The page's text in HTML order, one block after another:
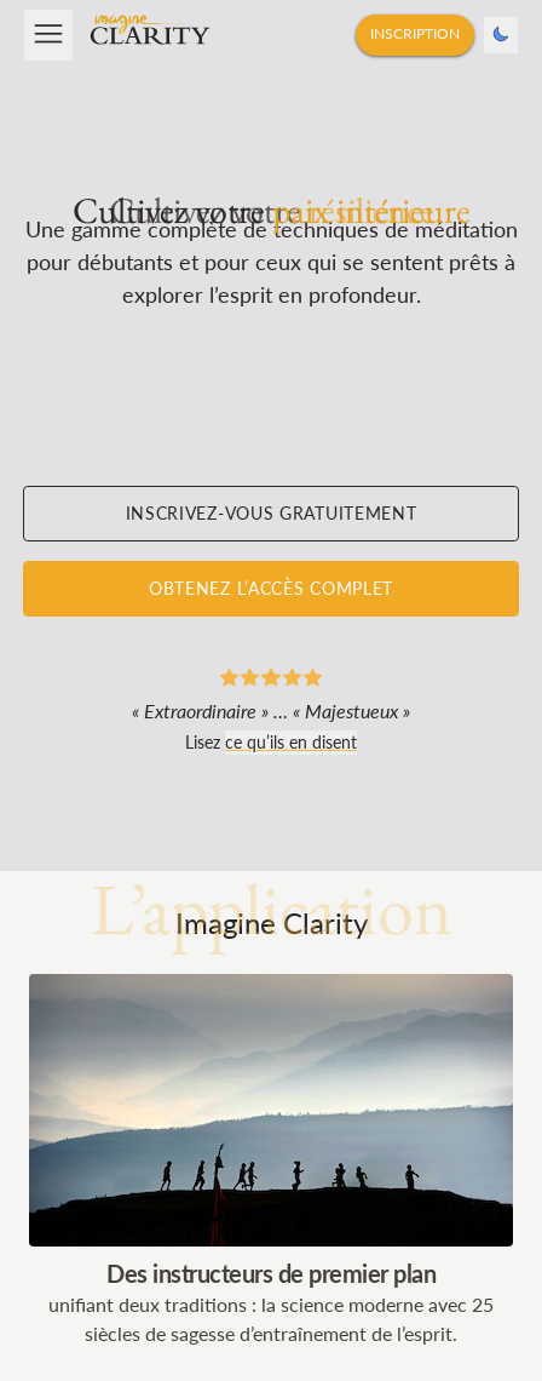
INSCRIPTION
Cultivez votrepaix intérieure
Une gamme complète de techniques de méditation
pour débutants et pour ceux qui se sentent prêts à
explorer l’esprit en profondeur.
INSCRIVEZ-VOUS GRATUITEMENT
OBTENEZ L’ACCÈS COMPLET
« Extraordinaire » … « Majestueux »
Lisez ce qu’ils en disent
L’application
Imagine Clarity
Des instructeurs de premier plan
unifiant deux traditions : la science moderne avec 25
siècles de sagesse d’entraînement de l’esprit.